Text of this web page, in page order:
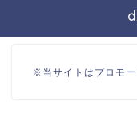
※当サイトはプロモ